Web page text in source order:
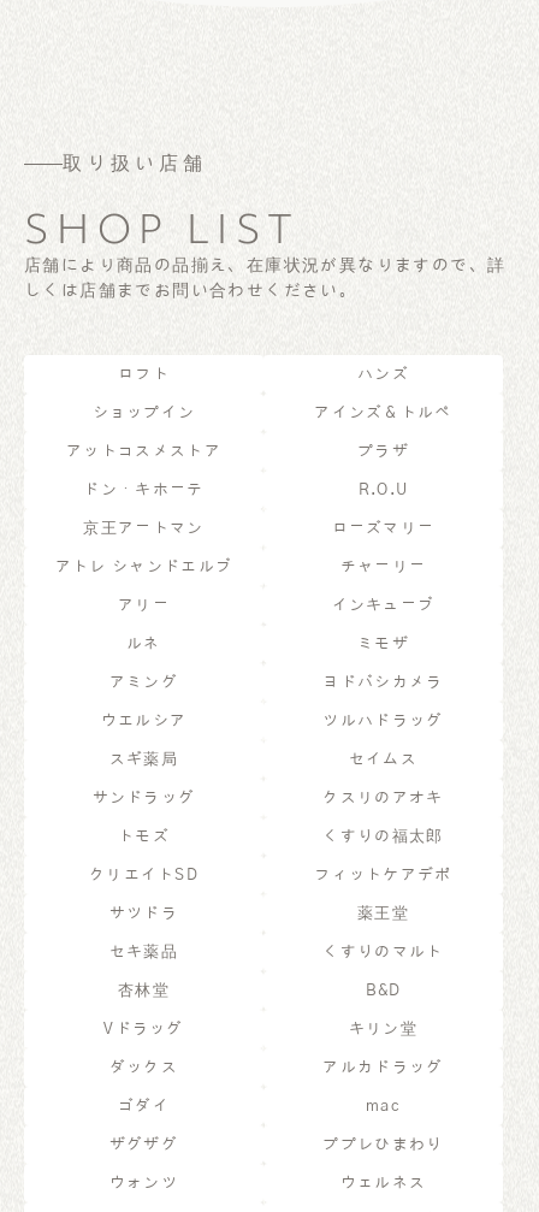
取り扱い店舗
SHOP LIST
店舗により商品の品揃え、在庫状況が異なりますので、 詳
しくは店舗までお問い合わせください。
ロフト ハンズ
ショップイン アインズ＆トルペ
アットコスメストア プラザ
ドン・キホーテ R.O.U
京王アートマン ローズマリー
アトレ シャンドエルブ チャーリー
アリー インキューブ
ルネ ミモザ
アミング ヨドバシカメラ
ウエルシア ツルハドラッグ
スギ薬局 セイムス
サンドラッグ クスリのアオキ
トモズ くすりの福太郎
クリエイトSD フィットケアデポ
サツドラ 薬王堂
セキ薬品 くすりのマルト
杏林堂 B&D
Vドラッグ キリン堂
ダックス アルカドラッグ
ゴダイ mac
ザグザグ ププレひまわり
ウォンツ ウェルネス